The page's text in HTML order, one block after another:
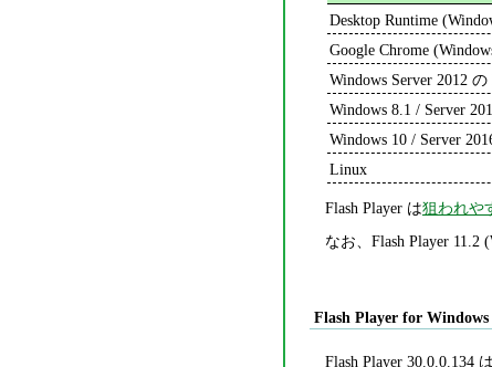
Desktop Runtime
Google Chrome
Windows Server 2012
Windows 8.1 / Server
Windows 10 / Server
Linux
Flash Player は狙われや
なお、Flash Player 11.2
Flash Player for
Flash Player 30.0.0.134 は